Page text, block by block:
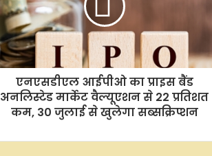
एनएसडीएल आईपीओ का प्राइस बैंड
अनलिस्टेड मार्केट वैल्यूएशन से 22 प्रतिशत
कम, 30 जुलाई से खुलेगा सब्सक्रिप्शन